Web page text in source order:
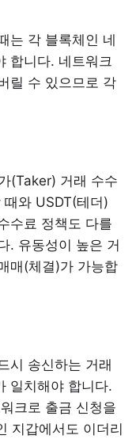
는 각 블록체인 네
합니다. 네트워크
릴 수 있으므로 각
(Taker) 거래 수수
와 USDT(테더)
수료 정책도 다를
. 유동성이 높은 거
매(체결)가 가능합
시 송신하는 거래
일치해야 합니다.
크로 출금 신청을
지갑에서도 이더리